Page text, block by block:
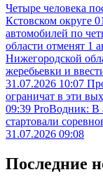
Четыре человека
Кстовском округе
автомобилей по
области отменят 1
Нижегородской
жеребьевки и
31.07.2026 10:07
ограничат в эти
09:39 ProВодник: В
стартовали
31.07.2026 09:08
Последние